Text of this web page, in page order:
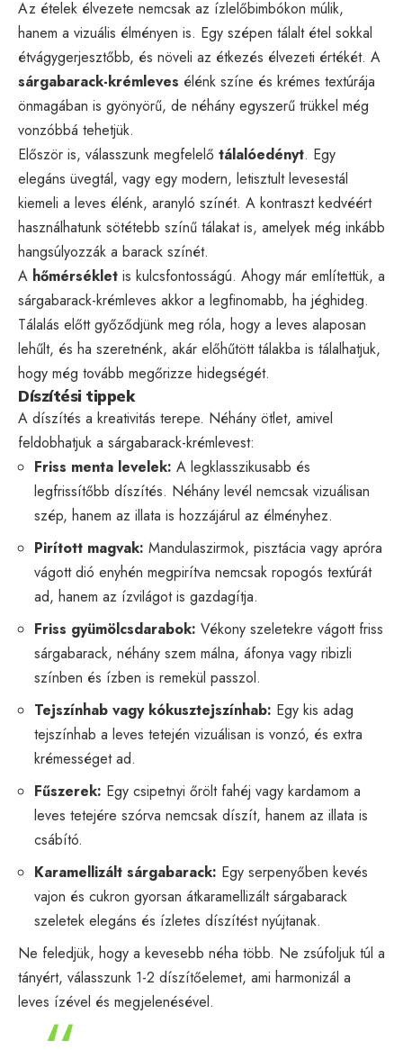
Az ételek élvezete nemcsak az ízlelőbimbókon múlik,
hanem a vizuális élményen is. Egy szépen tálalt étel sokkal
étvágygerjesztőbb, és növeli az étkezés élvezeti értékét. A
sárgabarack-krémleves élénk színe és krémes textúrája
önmagában is gyönyörű, de néhány egyszerű trükkel még
vonzóbbá tehetjük.
Először is, válasszunk megfelelő tálalóedényt. Egy
elegáns üvegtál, vagy egy modern, letisztult levesestál
kiemeli a leves élénk, aranyló színét. A kontraszt kedvéért
használhatunk sötétebb színű tálakat is, amelyek még inkább
hangsúlyozzák a barack színét.
A hőmérséklet is kulcsfontosságú. Ahogy már említettük, a
sárgabarack-krémleves akkor a legfinomabb, ha jéghideg.
Tálalás előtt győződjünk meg róla, hogy a leves alaposan
lehűlt, és ha szeretnénk, akár előhűtött tálakba is tálalhatjuk,
hogy még tovább megőrizze hidegségét.
Díszítési tippek
A díszítés a kreativitás terepe. Néhány ötlet, amivel
feldobhatjuk a sárgabarack-krémlevest:
Friss menta levelek: A legklasszikusabb és
legfrissítőbb díszítés. Néhány levél nemcsak vizuálisan
szép, hanem az illata is hozzájárul az élményhez.
Pirított magvak: Mandulaszirmok, pisztácia vagy apróra
vágott dió enyhén megpirítva nemcsak ropogós textúrát
ad, hanem az ízvilágot is gazdagítja.
Friss gyümölcsdarabok: Vékony szeletekre vágott friss
sárgabarack, néhány szem málna, áfonya vagy ribizli
színben és ízben is remekül passzol.
Tejszínhab vagy kókusztejszínhab: Egy kis adag
tejszínhab a leves tetején vizuálisan is vonzó, és extra
krémességet ad.
Fűszerek: Egy csipetnyi őrölt fahéj vagy kardamom a
leves tetejére szórva nemcsak díszít, hanem az illata is
csábító.
Karamellizált sárgabarack: Egy serpenyőben kevés
vajon és cukron gyorsan átkaramellizált sárgabarack
szeletek elegáns és ízletes díszítést nyújtanak.
Ne feledjük, hogy a kevesebb néha több. Ne zsúfoljuk túl a
tányért, válasszunk 1-2 díszítőelemet, ami harmonizál a
leves ízével és megjelenésével.